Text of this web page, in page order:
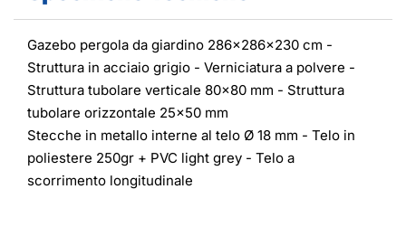
Gazebo pergola da giardino 286x286x230 cm -
Struttura in acciaio grigio - Verniciatura a polvere -
Struttura tubolare verticale 80x80 mm - Struttura
tubolare orizzontale 25x50 mm
Stecche in metallo interne al telo Ø 18 mm - Telo in
poliestere 250gr + PVC light grey - Telo a
scorrimento longitudinale